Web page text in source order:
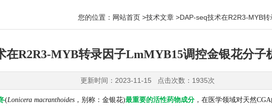
您的位置： 网站首页 >技术文章 >DAP-seq技术在R2R3-MYB转录因子
在R2R3-MYB转录因子LmMYB15调控金银花分子
更新时间：2023-11-15 点击次数：1935次
(Lonicera macranthoides ， 别称：金银花)最重要的活性药物成分 ， 在医学领域对天然